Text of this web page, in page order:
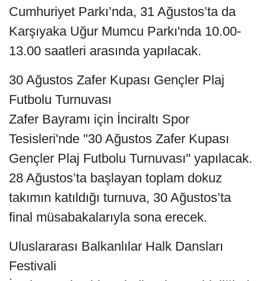
Cumhuriyet Parkı’nda, 31 Ağustos’ta da
Karşıyaka Uğur Mumcu Parkı'nda 10.00-
13.00 saatleri arasında yapılacak.
30 Ağustos Zafer Kupası Gençler Plaj
Futbolu Turnuvası
Zafer Bayramı için İnciraltı Spor
Tesisleri'nde ''30 Ağustos Zafer Kupası
Gençler Plaj Futbolu Turnuvası'' yapılacak.
28 Ağustos’ta başlayan toplam dokuz
takımın katıldığı turnuva, 30 Ağustos’ta
final müsabakalarıyla sona erecek.
Uluslararası Balkanlılar Halk Dansları
Festivali